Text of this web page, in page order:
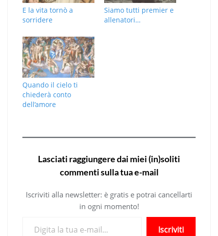
E la vita tornò a
sorridere
Siamo tutti premier e
allenatori…
Quando il cielo ti
chiederà conto
dell’amore
Lasciati raggiungere dai miei (in)soliti
commenti sulla tua e-mail
Iscriviti alla newsletter: è gratis e potrai cancellarti
in ogni momento!
Iscriviti